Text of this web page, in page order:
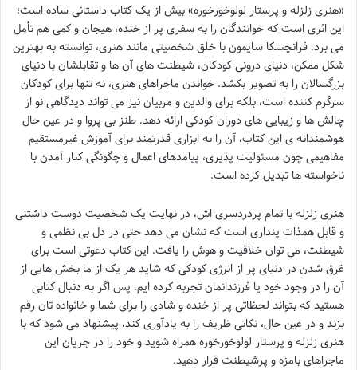
«هنری زلزله و پرستار لولوخورخوره» بیش از یک کتاب داستانی ساده است؛
این اثری است که خوانندگان را به سفری پر از خنده، هیجان و کمی هم تأمل
می برد. فرانچسکا سایمون با خلق شخصیتی مانند هنری، توانسته به بهترین
شکل ممکن، دنیای درونی کودکان، شیطنت های آن ها و تقابلشان با دنیای
بزرگسالان را به تصویر بکشد. خواندن ماجراهای هنری، نه تنها برای کودکان
سرگرم کننده است، بلکه برای والدین و مربیان نیز می تواند دیدگاهی نو از
چالش ها و زیبایی های دوران کودکی ارائه دهد. طنز بی پروا و در عین حال
هوشمندانه ی این کتاب، آن را به ابزاری قدرتمند برای آموزش غیرمستقیم
مفاهیمی چون مسئولیت پذیری، پیامدهای اعمال و چگونگی کنار آمدن با
ناخواسته ها تبدیل کرده است.
هنری زلزله با تمام پردردسری اش، در نهایت یک شخصیت دوست داشتنی
و قابل همذات پنداری است که نشان می دهد حتی در دل بی نظمی و
شیطنت، می توان خلاقیت و هوش را یافت. این کتاب دعوتی است برای
غرق شدن در دنیای پر از انرژی کودکی که شاید هر یک از ما بخش هایی از
آن را در وجود خود یا فرزندانمان تجربه کرده ایم. پس اگر به دنبال کتابی
هستید که بتواند لحظاتی پر از خنده و شادی را برای شما و خانواده تان رقم
بزند و در عین حال، نکاتی ظریف را به یادآوری کند، پیشنهاد می شود که با
هنری زلزله و پرستار لولوخورخوره همراه شوید و خود را در جریان این
ماجراهای بامزه و پرشیطنت قرار دهید.